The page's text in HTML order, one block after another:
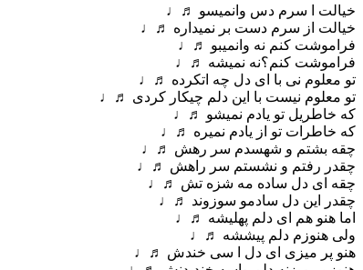
خیالت ا سرم دس وانمیسو ♬♩
خیالت از سرم دست بر نمیداره ♬♩
فراموشت کنم نه وانمیبو ♬♩
فراموشت کنم؟نه نمیشه ♬♩
تو معلوم نی با ای دل چه اتکرده ♬♩
تو معلوم نیست با این دلم چیکار کردی ♬♩
که خاطریل تو یادم نمیشو ♬♩
که خاطرات تو از یادم نمیره ♬♩
چقه بشتم و شهسدم سر رهش ♬♩
چقدر رفتم و نشستم سر راهش ♬♩
چقه ای دل ساده مه شزه تش ♬♩
چقدر این دل سادمو سوزوند ♬♩
اما هنو هم ای دلم پهلیشه ♬♩
ولی هنوزم دلم پیششه ♬♩
هنو پر میزی ای دل ا سی خندش ♬♩